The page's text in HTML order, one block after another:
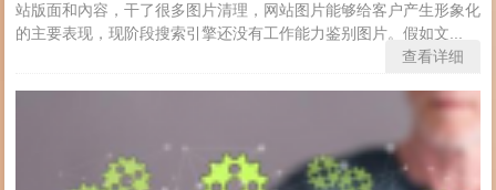
站版面和內容，干了很多图片清理，网站图片能够给客户产生形象化
的主要表现，现阶段搜索引擎还没有工作能力鉴别图片。假如文...
查看详细